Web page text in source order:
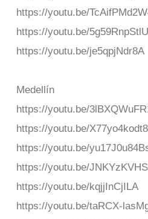
https://youtu.be/
https://youtu.be/5g59RnpStlU
https://youtu.be/je5qpjNdr8A
Medellín
https://youtu.be/
https://youtu.be/X77yo4kodt8
https://youtu.be/
https://youtu.be/
https://youtu.be/kqjjInCjILA
https://youtu.be/taRCX-